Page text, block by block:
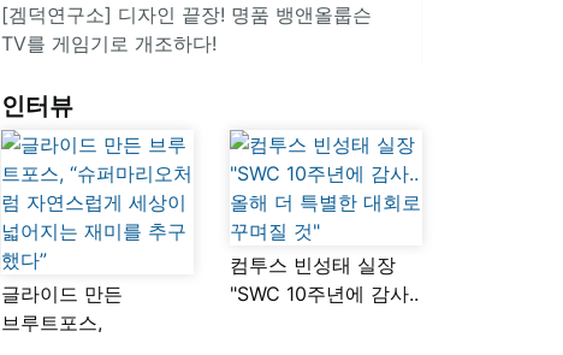
[겜덕연구소] 디자인 끝장! 명품 뱅앤올룹슨
TV를 게임기로 개조하다!
인터뷰
글라이드 만든
브루트포스,
컴투스 빈성태 실장
"SWC 10주년에 감사..